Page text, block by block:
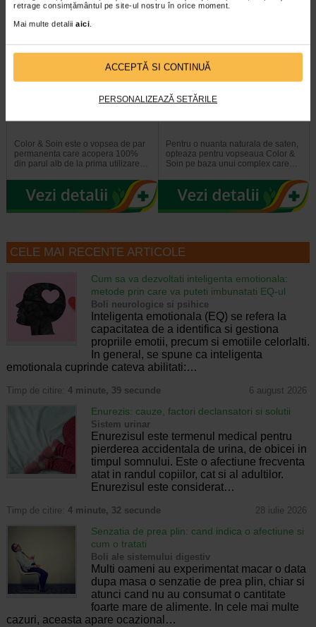
retrage consimțământul pe site-ul nostru în orice moment.
Mai multe detalii aici
ACCEPTĂ SI CONTINUĂ
PERSONALIZEAZĂ SETĂRILE
Vopsea de par blond platinat
Color & Soin este o vopsea de par
permanenta care acopera 100%
din parul alb de la prima utilizare…
Vopsea de par castaniu natural
Pentru o nuanta naturala de saten,
opteaza pentru vopseaua Color &
Soin pe baza unui complex care…
CELE MAI RECENTE ARTICOLE
Cum sa va dezvoltati inteligenta emotionala:
metode prin care va puteti imbunatati EQ-ul
Boli neurologice si psihice
Inteligenta emotionala (EQ) se refera la
capacitatea de a identifica si gestiona
propriile emotii, precum si emotiile celorlalti.
In general, se spune ca inteligenta
emotionala cuprinde cateva abilitati:…
Timp de citire: 4 minute, 39 secunde 6 august 2026
Enurezis: cauze, factori declansatori si solutii
Sistem urinar
Enurezisul este termenul medical pentru
pierderea accidentala de urina, de obicei in
timpul somnului. Este o afectiune frecventa
atat in randul copiilor, cat si al adultilor.
Enurezisul este considerat…
Timp de citire: 4 minute, 32 secunde 28 iulie 2026
Senzatia de prea plin: cand indica o afectiune si
cum o tratati
Boli ale sistemului digestiv
Multi oameni au experimentat macar o data
dupa masa o senzatie de prea plin, chiar si
atunci cand nu au consumat o cantitate
foarte mare de alimente. In cele mai multe
cazuri, aceasta apare ocazional…